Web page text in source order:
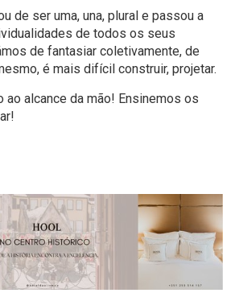
de ser uma, una, plural e passou a
de todos os seus
de fantasiar coletivamente, de
é mais difícil construir, projetar.
ao alcance da mão! Ensinemos os